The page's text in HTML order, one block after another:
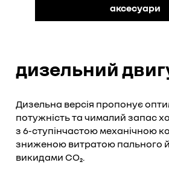
аксесуари
дизельний
Дизельна версія пропонує
потужність та чималий запас
з 6-ступінчастою механічною
зниженою витратою пального
викидами CO₂.